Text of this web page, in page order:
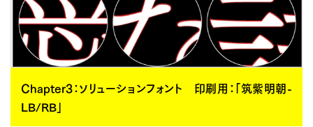
Chapter3：ソリューションフォント 印刷用：「筑紫明朝-
LB/RB」